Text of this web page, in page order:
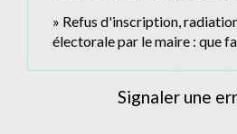
Refus d'inscription,
électorale par le maire : que
Signaler une